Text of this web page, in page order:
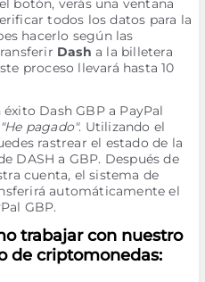
botón, verás una ventana
todos los datos para la
hacerlo según las
Dash a la billetera
proceso llevará hasta 10
Dash GBP a PayPal
"He pagado". Utilizando el
rastrear el estado de la
DASH a GBP. Después de
cuenta, el sistema de
automáticamente el
GBP.
trabajar con nuestro
de criptomonedas: